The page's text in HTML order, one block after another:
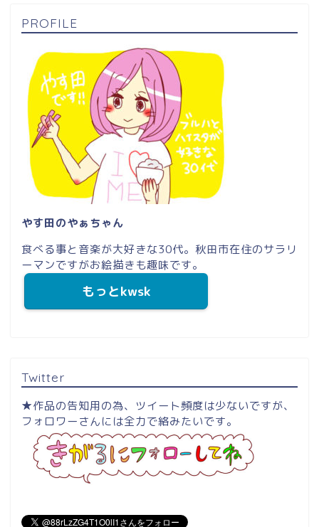
PROFILE
やす田のやぁちゃん
食べる事と音楽が大好きな30代。秋田市在住のサラリ
ーマンですがお絵描きも趣味です。
もっとkwsk
Twitter
★作品の告知用の為、ツイート頻度は少ないですが、
フォロワーさんには全力で絡みたいです。